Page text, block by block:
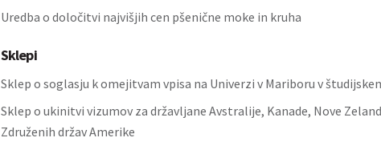
Uredba o določitvi najvišjih cen pšenične moke in kruha
Sklepi
Sklep o soglasju k omejitvam vpisa na Univerzi v Mariboru v
Sklep o ukinitvi vizumov za državljane Avstralije, Kanade, Nove
Združenih držav Amerike